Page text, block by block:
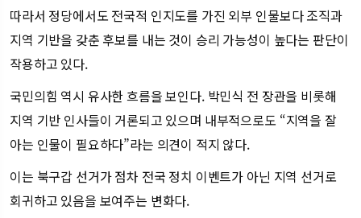
따라서 정당에서도 전국적 인지도를 가진 외부 인물보다 조직과
지역 기반을 갖춘 후보를 내는 것이 승리 가능성이 높다는 판단이
작용하고 있다.
국민의힘 역시 유사한 흐름을 보인다. 박민식 전 장관을 비롯해
지역 기반 인사들이 거론되고 있으며 내부적으로도 “지역을 잘
아는 인물이 필요하다”라는 의견이 적지 않다.
이는 북구갑 선거가 점차 전국 정치 이벤트가 아닌 지역 선거로
회귀하고 있음을 보여주는 변화다.